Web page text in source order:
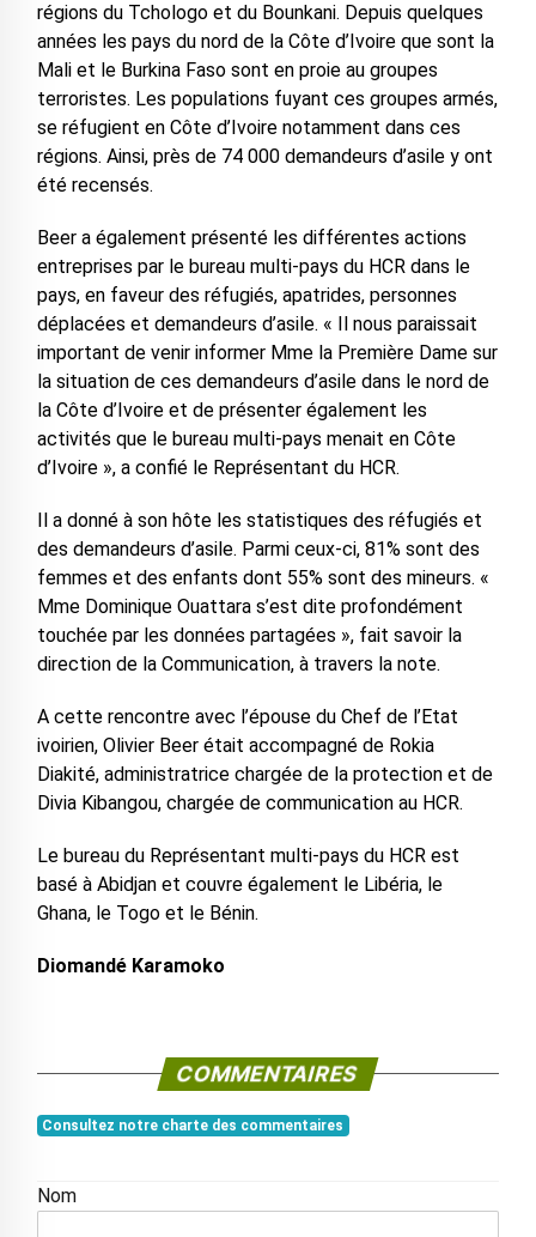
régions du Tchologo et du Bounkani. Depuis quelques
années les pays du nord de la Côte d’Ivoire que sont la
Mali et le Burkina Faso sont en proie au groupes
terroristes. Les populations fuyant ces groupes armés,
se réfugient en Côte d’Ivoire notamment dans ces
régions. Ainsi, près de 74 000 demandeurs d’asile y ont
été recensés.
Beer a également présenté les différentes actions
entreprises par le bureau multi-pays du HCR dans le
pays, en faveur des réfugiés, apatrides, personnes
déplacées et demandeurs d’asile. « Il nous paraissait
important de venir informer Mme la Première Dame sur
la situation de ces demandeurs d’asile dans le nord de
la Côte d’Ivoire et de présenter également les
activités que le bureau multi-pays menait en Côte
d’Ivoire », a confié le Représentant du HCR.
Il a donné à son hôte les statistiques des réfugiés et
des demandeurs d’asile. Parmi ceux-ci, 81% sont des
femmes et des enfants dont 55% sont des mineurs. «
Mme Dominique Ouattara s’est dite profondément
touchée par les données partagées », fait savoir la
direction de la Communication, à travers la note.
A cette rencontre avec l’épouse du Chef de l’Etat
ivoirien, Olivier Beer était accompagné de Rokia
Diakité, administratrice chargée de la protection et de
Divia Kibangou, chargée de communication au HCR.
Le bureau du Représentant multi-pays du HCR est
basé à Abidjan et couvre également le Libéria, le
Ghana, le Togo et le Bénin.
Diomandé Karamoko
COMMENTAIRES
Consultez notre charte des commentaires
Nom